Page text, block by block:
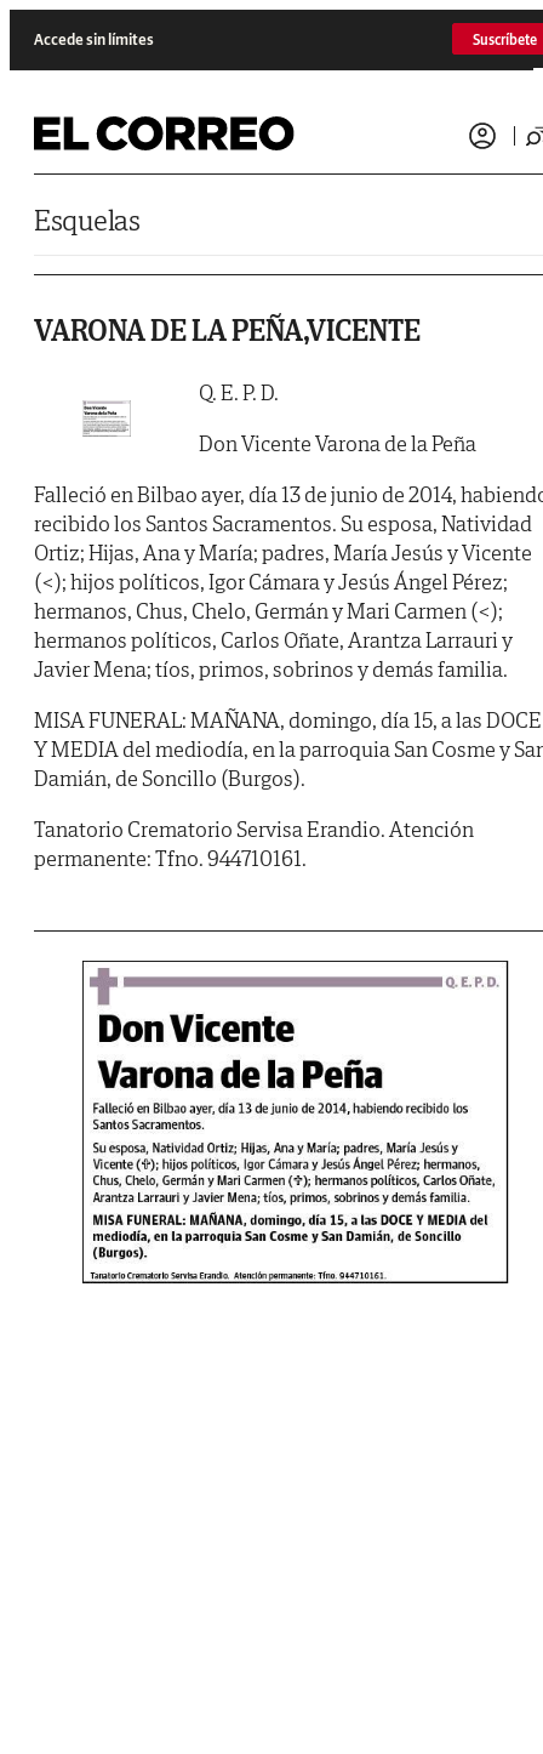
Accede sin límites Suscríbete
Esquelas
VARONA DE LA PEÑA,VICENTE
Q. E. P. D.
Don Vicente Varona de la Peña
Falleció en Bilbao ayer, día 13 de junio de 2014,
recibido los Santos Sacramentos. Su esposa, Natividad
Ortiz; Hijas, Ana y María; padres, María Jesús y Vicente
(<); hijos políticos, Igor Cámara y Jesús Ángel Pérez;
hermanos, Chus, Chelo, Germán y Mari Carmen (<);
hermanos políticos, Carlos Oñate, Arantza Larrauri y
Javier Mena; tíos, primos, sobrinos y demás familia.
MISA FUNERAL: MAÑANA, domingo, día 15, a las DOCE
Y MEDIA del mediodía, en la parroquia San Cosme y
Damián, de Soncillo (Burgos).
Tanatorio Crematorio Servisa Erandio. Atención
permanente: Tfno. 944710161.